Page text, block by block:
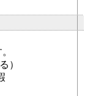
）